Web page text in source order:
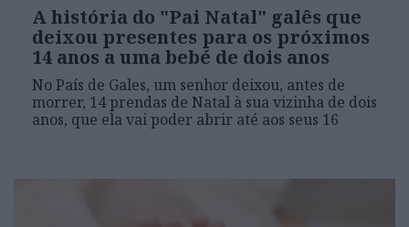
A história do "Pai Natal" galês que
deixou presentes para os próximos
14 anos a uma bebé de dois anos
No País de Gales, um senhor deixou, antes de
morrer, 14 prendas de Natal à sua vizinha de dois
anos, que ela vai poder abrir até aos seus 16